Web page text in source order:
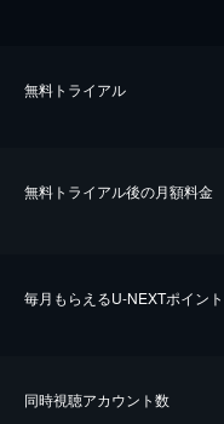
無料トライアル
無料トライアル後の⽉額料金
毎⽉もらえるU-NEXTポイント
同時視聴アカウント数